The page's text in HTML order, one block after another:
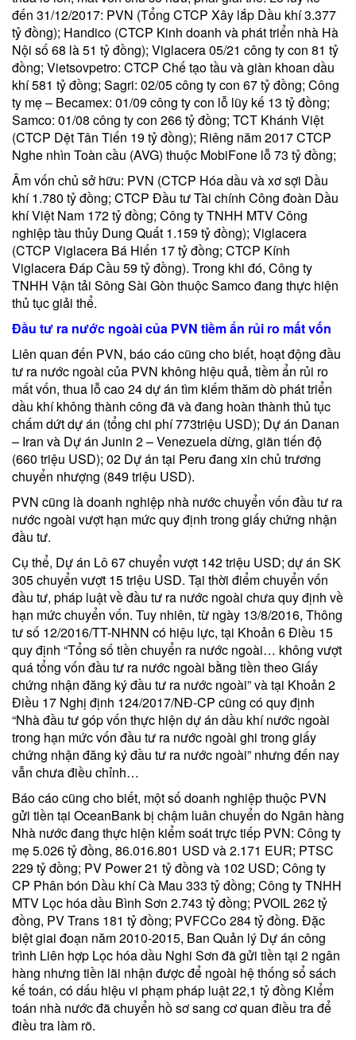
đến 31/12/2017: PVN (Tổng CTCP Xây lắp Dầu khí 3.377
tỷ đồng); Handico (CTCP Kinh doanh và phát triển nhà Hà
Nội số 68 là 51 tỷ đồng); Viglacera 05/21 công ty con 81 tỷ
đồng; Vietsovpetro: CTCP Chế tạo tầu và giàn khoan dầu
khí 581 tỷ đồng; Sagri: 02/05 công ty con 67 tỷ đồng; Công
ty mẹ – Becamex: 01/09 công ty con lỗ lũy kế 13 tỷ đồng;
Samco: 01/08 công ty con 266 tỷ đồng; TCT Khánh Việt
(CTCP Dệt Tân Tiến 19 tỷ đồng); Riêng năm 2017 CTCP
Nghe nhìn Toàn cầu (AVG) thuộc MobiFone lỗ 73 tỷ đồng;
Âm vốn chủ sở hữu: PVN (CTCP Hóa dầu và xơ sợi Dầu
khí 1.780 tỷ đồng; CTCP Đầu tư Tài chính Công đoàn Dầu
khí Việt Nam 172 tỷ đồng; Công ty TNHH MTV Công
nghiệp tàu thủy Dung Quất 1.159 tỷ đồng); Viglacera
(CTCP Viglacera Bá Hiến 17 tỷ đồng; CTCP Kính
Viglacera Đáp Cầu 59 tỷ đồng). Trong khi đó, Công ty
TNHH Vận tải Sông Sài Gòn thuộc Samco đang thực hiện
thủ tục giải thể.
Đầu tư ra nước ngoài của PVN tiềm ẩn rủi ro mất vốn
Liên quan đến PVN, báo cáo cũng cho biết, hoạt động đầu
tư ra nước ngoài của PVN không hiệu quả, tiềm ẩn rủi ro
mất vốn, thua lỗ cao 24 dự án tìm kiếm thăm dò phát triển
dầu khí không thành công đã và đang hoàn thành thủ tục
chấm dứt dự án (tổng chi phí 773triệu USD); Dự án Danan
– Iran và Dự án Junin 2 – Venezuela dừng, giãn tiến độ
(660 triệu USD); 02 Dự án tại Peru đang xin chủ trương
chuyển nhượng (849 triệu USD).
PVN cũng là doanh nghiệp nhà nước chuyển vốn đầu tư ra
nước ngoài vượt hạn mức quy định trong giấy chứng nhận
đầu tư.
Cụ thể, Dự án Lô 67 chuyển vượt 142 triệu USD; dự án SK
305 chuyển vượt 15 triệu USD. Tại thời điểm chuyển vốn
đầu tư, pháp luật về đầu tư ra nước ngoài chưa quy định về
hạn mức chuyển vốn. Tuy nhiên, từ ngày 13/8/2016, Thông
tư số 12/2016/TT-NHNN có hiệu lực, tại Khoản 6 Điều 15
quy định “Tổng số tiền chuyển ra nước ngoài… không vượt
quá tổng vốn đầu tư ra nước ngoài bằng tiền theo Giấy
chứng nhận đăng ký đầu tư ra nước ngoài” và tại Khoản 2
Điều 17 Nghị định 124/2017/NĐ-CP cũng có quy định
“Nhà đầu tư góp vốn thực hiện dự án dầu khí nước ngoài
trong hạn mức vốn đầu tư ra nước ngoài ghi trong giấy
chứng nhận đăng ký đầu tư ra nước ngoài” nhưng đến nay
vẫn chưa điều chỉnh…
Báo cáo cũng cho biết, một số doanh nghiệp thuộc PVN
gửi tiền tại OceanBank bị chậm luân chuyển do Ngân hàng
Nhà nước đang thực hiện kiểm soát trực tiếp PVN: Công ty
mẹ 5.026 tỷ đồng, 86.016.801 USD và 2.171 EUR; PTSC
229 tỷ đồng; PV Power 21 tỷ đồng và 102 USD; Công ty
CP Phân bón Dầu khí Cà Mau 333 tỷ đồng; Công ty TNHH
MTV Lọc hóa dầu Bình Sơn 2.743 tỷ đồng; PVOIL 262 tỷ
đồng, PV Trans 181 tỷ đồng; PVFCCo 284 tỷ đồng. Đặc
biệt giai đoạn năm 2010-2015, Ban Quản lý Dự án công
trình Liên hợp Lọc hóa dầu Nghi Sơn đã gửi tiền tại 2 ngân
hàng nhưng tiền lãi nhận được để ngoài hệ thống sổ sách
kế toán, có dấu hiệu vi phạm pháp luật 22,1 tỷ đồng Kiểm
toán nhà nước đã chuyển hồ sơ sang cơ quan điều tra để
điều tra làm rõ.